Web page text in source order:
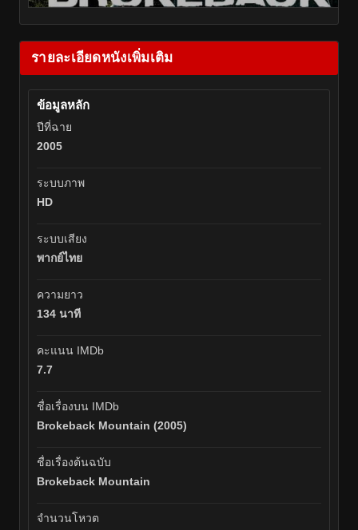
รายละเอียดหนังเพิ่มเติม
ข้อมูลหลัก
ปีที่ฉาย
2005
ระบบภาพ
HD
ระบบเสียง
พากย์ไทย
ความยาว
134 นาที
คะแนน IMDb
7.7
ชื่อเรื่องบน IMDb
Brokeback Mountain (2005)
ชื่อเรื่องต้นฉบับ
Brokeback Mountain
จำนวนโหวต